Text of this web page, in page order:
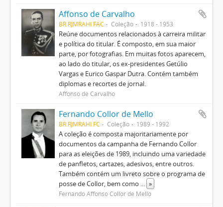
Affonso de Carvalho
BR RJMRAHI FAC Coleção 1918 - 1953
Reúne documentos relacionados à carreira militar
e política do titular. É composto, em sua maior
parte, por fotografias. Em muitas fotos aparecem,
ao lado do titular, os ex-presidentes Getúlio
Vargas e Eurico Gaspar Dutra. Contém também
diplomas e recortes de jornal.
Affonso de Carvalho
Fernando Collor de Mello
BR RJMRAHI FC Coleção 1989 - 1992
A coleção é composta majoritariamente por
documentos da campanha de Fernando Collor
para as eleições de 1989, incluindo uma variedade
de panfletos, cartazes, adesivos, entre outros.
Também contém um livreto sobre o programa de
posse de Collor, bem como ... »
Fernando Affonso Collor de Mello